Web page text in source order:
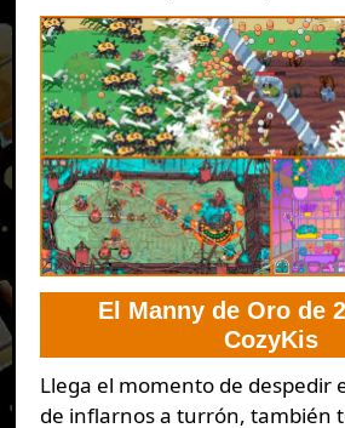
El Manny de Oro de
CozyKis
Llega el momento de despedir
de inflarnos a turrón, también